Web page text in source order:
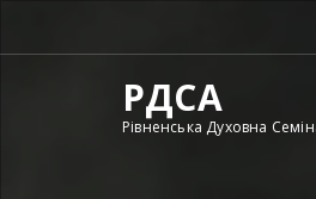
content
РДСА
Рівненська Духовна